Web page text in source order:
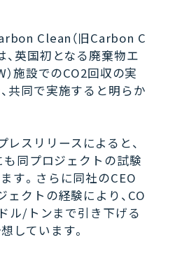
Clean（旧Carbon C
英国初となる廃棄物エ
）施設でのCO2回収の実
共同で実施すると明らか
スリリースによると、
同プロジェクトの試験
す。さらに同社のCEO
ェクトの経験により、CO
ル/トンまで引き下げる
しています。